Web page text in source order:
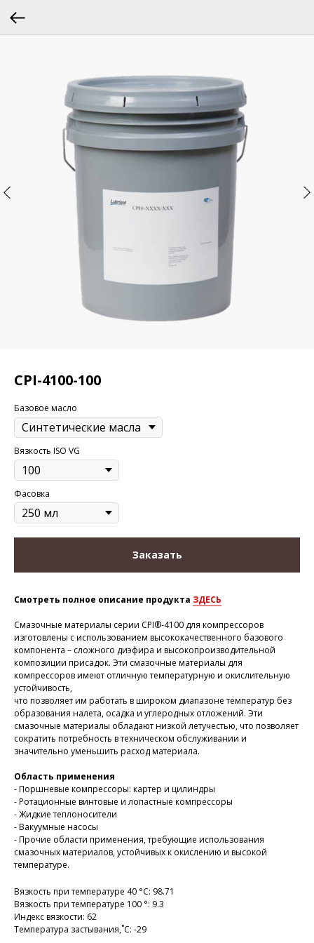
CPI-4100-100
Базовое масло
Вязкость ISO VG
Фасовка
Заказать
Смотреть полное описание продукта ЗДЕСЬ
Смазочные материалы серии CPI®-4100 для компрессоров
изготовлены с использованием высококачественного базового
компонента – сложного диэфира и высокопроизводительной
композиции присадок. Эти смазочные материалы для
компрессоров имеют отличную температурную и окислительную
устойчивость,
что позволяет им работать в широком диапазоне температур без
образования налета, осадка и углеродных отложений. Эти
смазочные материалы обладают низкой летучестью, что позволяет
сократить потребность в техническом обслуживании и
значительно уменьшить расход материала.
Область применения
- Поршневые компрессоры: картер и цилиндры
- Ротационные винтовые и лопастные компрессоры
- Жидкие теплоносители
- Вакуумные насосы
- Прочие области применения, требующие использования
смазочных материалов, устойчивых к окислению и высокой
температуре.
Вязкость при температуре 40 °С: 98.71
Вязкость при температуре 100 °: 9.3
Индекс вязкости: 62
Температура застывания,˚С: -29